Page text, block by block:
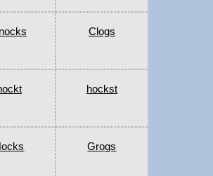
Clogs
hockst
Grogs